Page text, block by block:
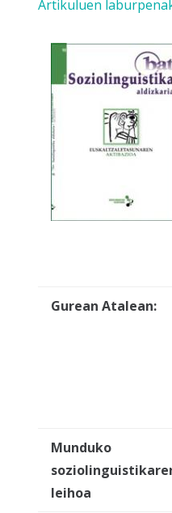
Artikuluen
Gurean Atalean:
Munduko
leihoa